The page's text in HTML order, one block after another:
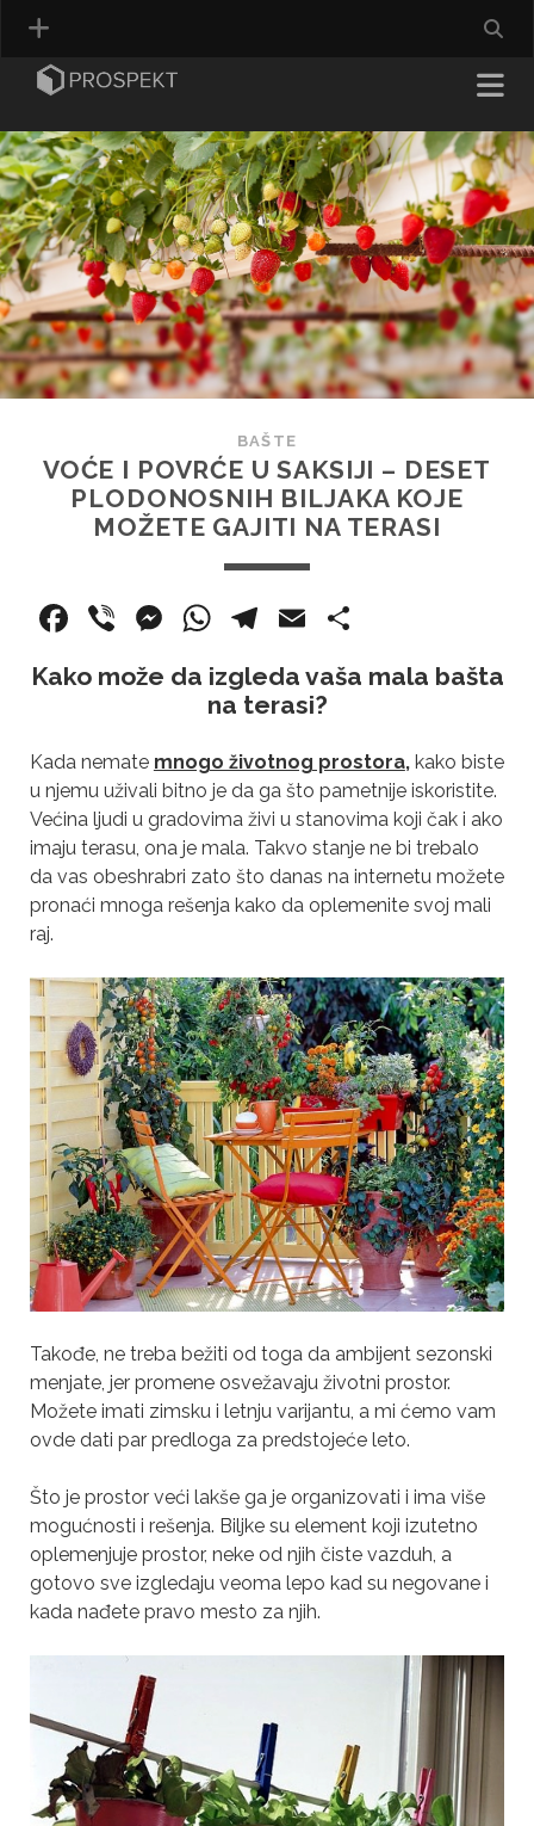
BAŠTE
VOĆE I POVRĆE U SAKSIJI – DESET
PLODONOSNIH BILJAKA KOJE
MOŽETE GAJITI NA TERASI
F
c
b
o
o
k
Vi
b
er
M
e
ss
n
g
er
W
at
A
p
p
T
el
e
a
m
E
m
ai ar
Kako može da izgleda vaša mala bašta
na terasi?
Kada nemate mnogo životnog prostora,kako biste
u njemu uživali bitno je da ga što pametnije iskoristite.
Većina ljudi u gradovima živi u stanovima koji čak i ako
imaju terasu, ona je mala. Takvo stanje ne bi trebalo
da vas obeshrabri zato što danas na internetu možete
pronaći mnoga rešenja kako da oplemenite svoj mali
raj.
Takođe, ne treba bežiti od toga da ambijent sezonski
menjate, jer promene osvežavaju životni prostor.
Možete imati zimsku i letnju varijantu, a mi ćemo vam
ovde dati par predloga za predstojeće leto.
Što je prostor veći lakše ga je organizovati i ima više
mogućnosti i rešenja. Biljke su element koji izutetno
oplemenjuje prostor, neke od njih čiste vazduh, a
gotovo sve izgledaju veoma lepo kad su negovane i
kada nađete pravo mesto za njih.